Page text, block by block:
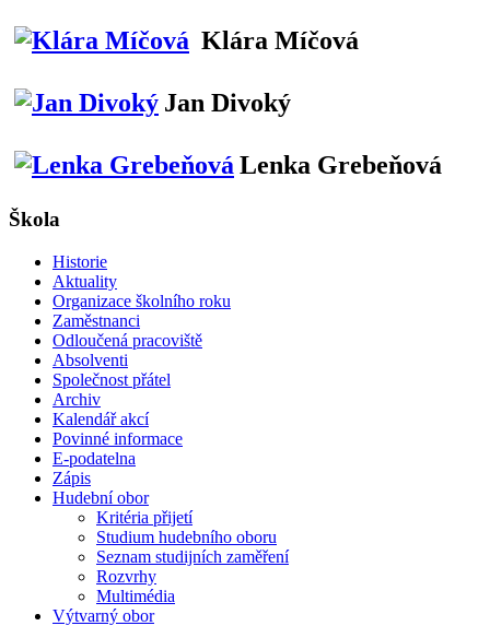
Klára Míčová
Jan Divoký
Lenka Grebeňová
Škola
Historie
Aktuality
Organizace školního roku
Zaměstnanci
Odloučená pracoviště
Absolventi
Společnost přátel
Archiv
Kalendář akcí
Povinné informace
E-podatelna
Zápis
Hudební obor
Kritéria přijetí
Studium hudebního oboru
Seznam studijních zaměření
Rozvrhy
Multimédia
Výtvarný obor